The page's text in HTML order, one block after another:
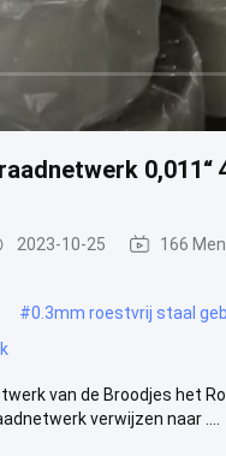
0,011“
2023-10-25 166
#0.3mm roestvrij staal
van de Broodjes het
verwijzen naar ....